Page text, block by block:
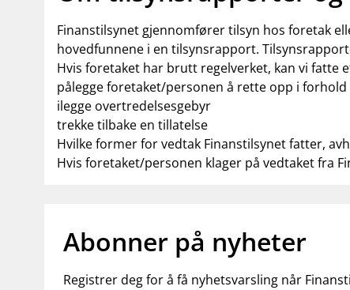
Finanstilsynet gjennomfører tilsyn hos foretak
hovedfunnene i en tilsynsrapport.
Hvis foretaket har brutt regelverket, kan vi fatte
pålegge foretaket/personen å rette opp i forhold
ilegge overtredelsesgebyr
trekke tilbake en tillatelse
Hvilke former for vedtak Finanstilsynet fatter,
Hvis foretaket/personen klager på vedtaket fra
Abonner på nyheter
Registrer deg for å få nyhetsvarsling når